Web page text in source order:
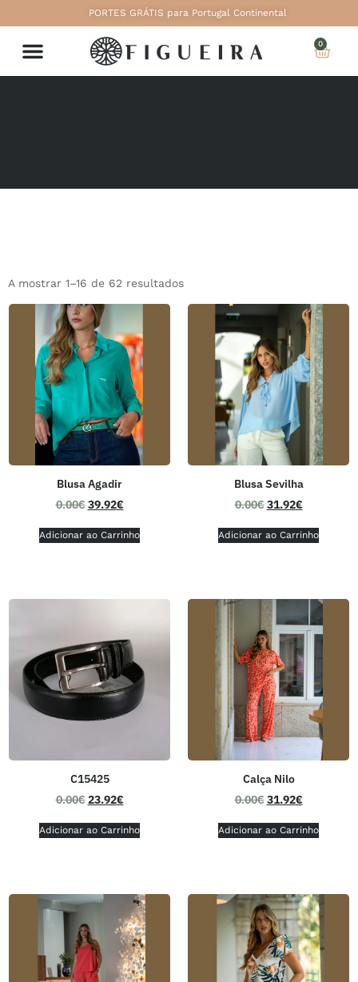
PORTES GRÁTIS para Portugal Continental
0
A mostrar 1–16 de 62 resultados
Blusa Agadir
0.00€39.92€
Adicionar ao Carrinho
Blusa Sevilha
0.00€31.92€
Adicionar ao Carrinho
C15425
0.00€23.92€
Adicionar ao Carrinho
Calça Nilo
0.00€31.92€
Adicionar ao Carrinho